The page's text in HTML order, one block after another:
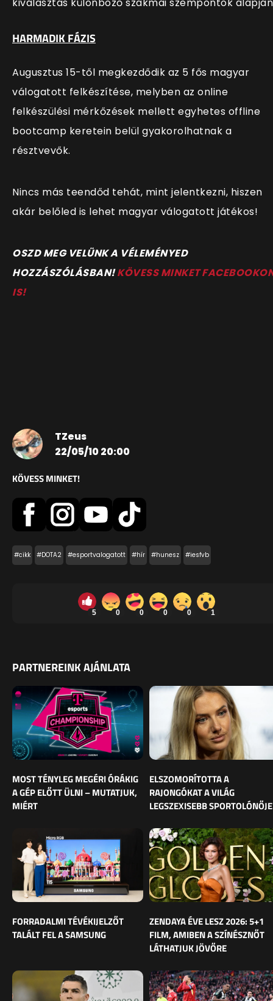
kiválasztás különböző szakmai szempontok
HARMADIK FÁZIS
Augusztus 15-től megkezdődik az 5 fős magyar
válogatott felkészítése, melyben az online
felkészülési mérkőzések mellett egyhetes offline
bootcamp keretein belül gyakorolhatnak a
résztvevők.
Nincs más teendőd tehát, mint jelentkezni, hiszen
akár belőled is lehet magyar válogatott játékos!
OSZD MEG VELÜNK A VÉLEMÉNYED
HOZZÁSZÓLÁSBAN!KÖVESS MINKET
IS!
TZeus
22/05/10 20:00
KÖVESS MINKET!
#cikk #DOTA2 #esportvalogatott #hír #hunesz #iesfvb
5 0 0 0 0 1
PARTNEREINK AJÁNLATA
MOST TÉNYLEG MEGÉRI ÓRÁKIG
A GÉP ELŐTT ÜLNI – MUTATJUK,
MIÉRT
ELSZOMORÍTOTTA A
RAJONGÓKAT A VILÁG
LEGSZEXISEBB SPORTOLÓNŐJE
FORRADALMI TÉVÉKIJELZŐT
TALÁLT FEL A SAMSUNG
ZENDAYA ÉVE LESZ 2026: 5+1
FILM, AMIBEN A SZÍNÉSZNŐT
LÁTHATJUK JÖVŐRE